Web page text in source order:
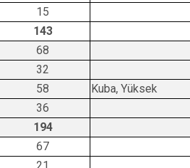
15
143
68
32
58
Kuba, Yüksek
36
194
67